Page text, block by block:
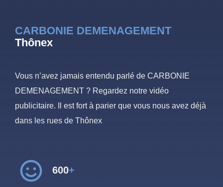
CARBONIE DEMENAGEMENT
Thônex
Vous n’avez jamais entendu parlé de CARBONIE
DEMENAGEMENT ? Regardez notre vidéo
publicitaire. Il est fort à parier que vous nous avez déjà
dans les rues de Thônex
600+